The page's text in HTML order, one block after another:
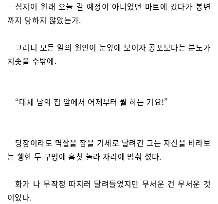
심지어 원래 오늘 갈 예정이 아니었던 마트에 갔다가 봉변
까지 당하지 않았는가.
그러니 모든 일의 원인이 눈앞에 보이자 공포보다는 분노가
치솟을 수밖에.
“대체 남의 집 앞에서 어제부터 뭘 하는 거요!”
당장이라도 멱살을 잡을 기세로 달려간 그는 자신을 바라보
는 휑한 두 구멍에 흠칫 놀라 자리에 멈춰 섰다.
화가 나 무작정 따지러 달려들었지만 무서운 건 무서운 것
이었다.